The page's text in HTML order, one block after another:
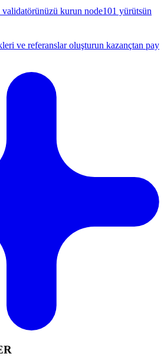
kurun node101 yürütsün
ve referanslar oluşturun kazançtan pay